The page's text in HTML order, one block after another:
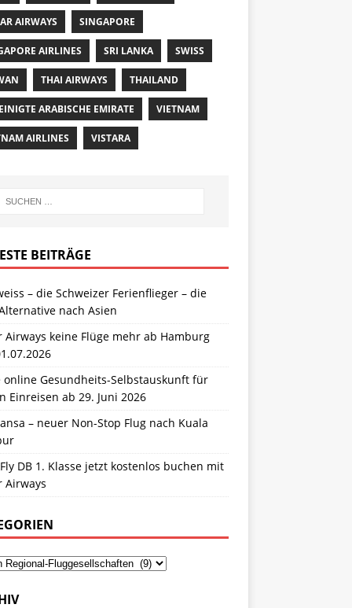
AIRWAYS SINGAPORE
AIRLINES SRI LANKA SWISS
THAI AIRWAYS THAILAND
ARABISCHE EMIRATE VIETNAM
AIRLINES VISTARA
BEITRÄGE
– die Schweizer Ferienflieger – die
nach Asien
Airways keine Flüge mehr ab Hamburg
online Gesundheits-Selbstauskunft für
Einreisen ab 29. Juni 2026
– neuer Non-Stop Flug nach Kuala
DB 1. Klasse jetzt kostenlos buchen mit
Airways